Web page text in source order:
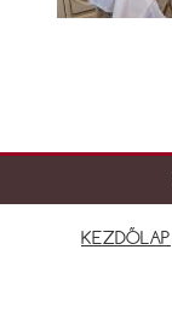
KEZDŐLAP